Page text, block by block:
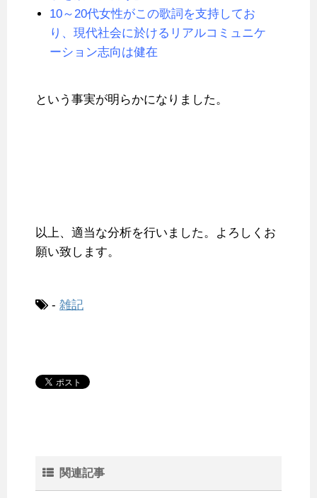
10～20代女性がこの歌詞を支持してお
り、現代社会に於けるリアルコミュニケ
ーション志向は健在
という事実が明らかになりました。
以上、適当な分析を行いました。よろしくお
願い致します。
- 雑記
関連記事